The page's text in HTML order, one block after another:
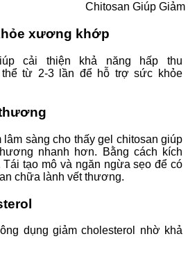
Chitosan Giúp
xương khớp
cải thiện khả năng hấp thu
thể từ 2-3 lần để hỗ trợ sức khỏe
lâm sàng cho thấy gel chitosan giúp
nhanh hơn. Bằng cách kích
tạo mô và ngăn ngừa sẹo để có
chữa lành vết thương.
dụng giảm cholesterol nhờ khả